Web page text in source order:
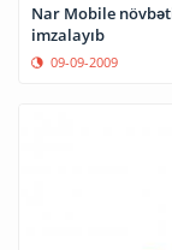
Nar Mobile
imzalayıb
09-09-2009